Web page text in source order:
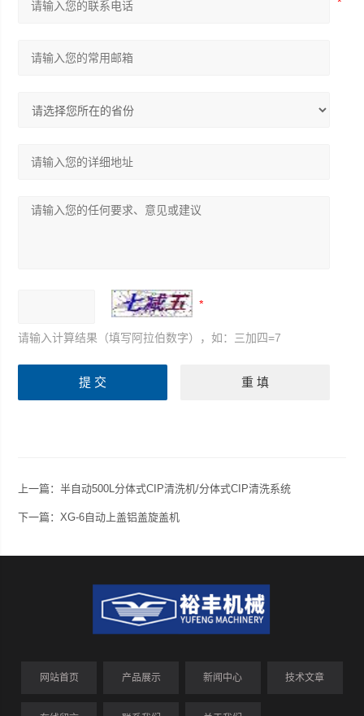
请输入计算结果（填写阿拉伯数字），如：三加四=7
上一篇：半自动500L分体式CIP清洗机/分体式CIP清洗系统
下一篇：XG-6自动上盖铝盖旋盖机
网站首页 产品展示 新闻中心 技术文章